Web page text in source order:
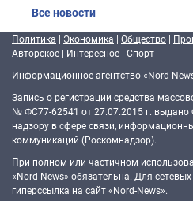
Все новости
Политика | Экономика | Общество |
Авторское | Интересное | Спорт
Информационное агентство «Nord-
Запись о регистрации средства
№ ФС77-62541 от 27.07.2015 г. выдано
надзору в сфере связи,
коммуникаций (Роскомнадзор).
При полном или частичном
«Nord-News» обязательна. Для
гиперссылка на сайт «Nord-News».